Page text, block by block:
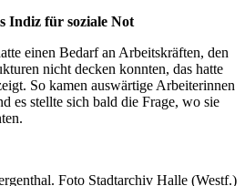
Indiz für soziale Not
einen Bedarf an Arbeitskräften, den
nicht decken konnten, das hatte
So kamen auswärtige Arbeiterinnen
es stellte sich bald die Frage, wo sie
Foto Stadtarchiv Halle (Westf.)